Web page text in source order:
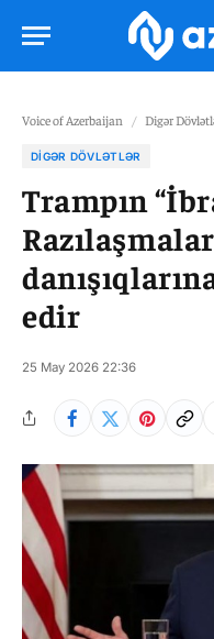
Voice of Azerbaijan / Digər
DIGƏR DÖVLƏTLƏR
Trampın
edir
25 May 2026 22:36